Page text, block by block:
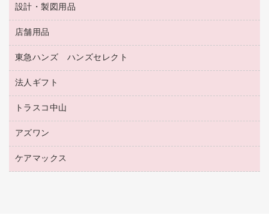
食品添加物製品
プレゼン用ファイル
ファイルボックス
パイプ式ファイル
その他ファイル
クリヤーホルダー
クリヤーブック（差替式）
クリヤーブック（固定式）
マーキングペン（油性）
マーキングペン（水性）
ボールペン（油性）
ボールペン（ゲルインク）
シャープペンシル用替芯
備品／小物ケース
透明テープ 事務用
電話台
針なしステープラー
紙めくり
裁断機
介護用品
医療関連用品
工事関連用品
屋外用品
設計・製図用品
設計・製図用品
店舗用品
店舗運営用品
陳列什器
紙手提げ袋
レジ・ポリ袋
ディスプレイ用品
カウンター／お会計用品
東急ハンズ ハンズセレクト
東急ハンズ
法人ギフト
高島屋
カウネットギフト
高島屋（食品・飲料）
カウネットギフト（食品・飲料）
トラスコ中山
建築・作業用品
アズワン
医療・介護用品（食品・飲料・食添製品）
ケアマックス